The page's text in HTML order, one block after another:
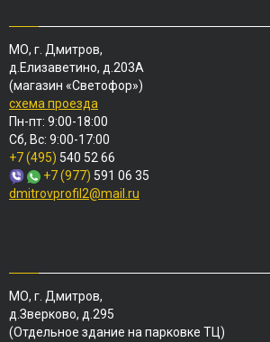
МО, г. Дмитров,
д.Елизаветино, д.203А
(магазин «Светофор»)
схема проезда
Пн-пт: 9:00-18:00
Сб, Вс: 9:00-17:00
+7 (495) 540 52 66
+7 (977) 591 06 35
dmitrovprofil2@mail.ru
МО, г. Дмитров,
д.Зверково, д.295
(Отдельное здание на парковке ТЦ)